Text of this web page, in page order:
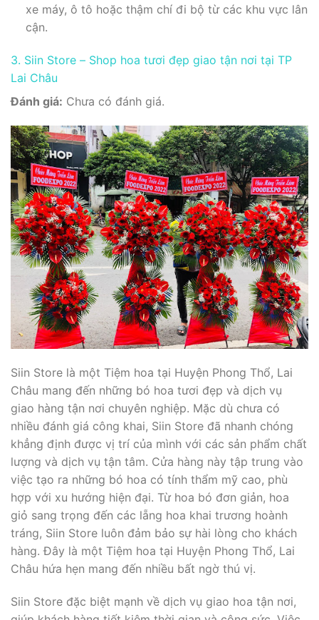
xe máy, ô tô hoặc thậm chí đi bộ từ các khu vực lân
cận.
3. Siin Store – Shop hoa tươi đẹp giao tận nơi tại TP
Lai Châu
Đánh giá: Chưa có đánh giá.
Siin Store là một Tiệm hoa tại Huyện Phong Thổ, Lai
Châu mang đến những bó hoa tươi đẹp và dịch vụ
giao hàng tận nơi chuyên nghiệp. Mặc dù chưa có
nhiều đánh giá công khai, Siin Store đã nhanh chóng
khẳng định được vị trí của mình với các sản phẩm chất
lượng và dịch vụ tận tâm. Cửa hàng này tập trung vào
việc tạo ra những bó hoa có tính thẩm mỹ cao, phù
hợp với xu hướng hiện đại. Từ hoa bó đơn giản, hoa
giỏ sang trọng đến các lẵng hoa khai trương hoành
tráng, Siin Store luôn đảm bảo sự hài lòng cho khách
hàng. Đây là một Tiệm hoa tại Huyện Phong Thổ, Lai
Châu hứa hẹn mang đến nhiều bất ngờ thú vị.
Siin Store đặc biệt mạnh về dịch vụ giao hoa tận nơi,